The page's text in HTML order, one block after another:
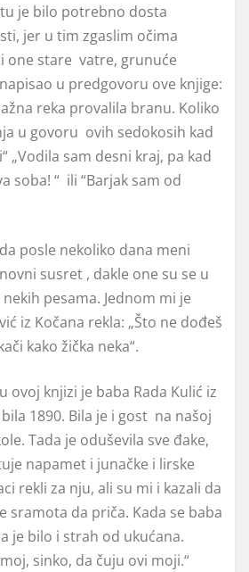
je bilo potrebno dosta
jer u tim zgaslim očima
one stare vatre, grunuće
u predgovoru ove knjige:
reka provalila branu. Koliko
u govoru ovih sedokosih kad
„Vodila sam desni kraj, pa kad
soba! “ ili “Barjak sam od
posle nekoliko dana meni
susret , dakle one su se u
pesama. Jednom mi je
iz Kočana rekla: „Što ne dođeš
kako žička neka“.
ovoj knjizi je baba Rada Kulić iz
1890. Bila je i gost na našoj
Tada je oduševila sve đake,
napamet i junačke i lirske
rekli za nju, ali su mi i kazali da
sramota da priča. Kada se baba
je bilo i strah od ukućana.
sinko, da čuju ovi moji.“